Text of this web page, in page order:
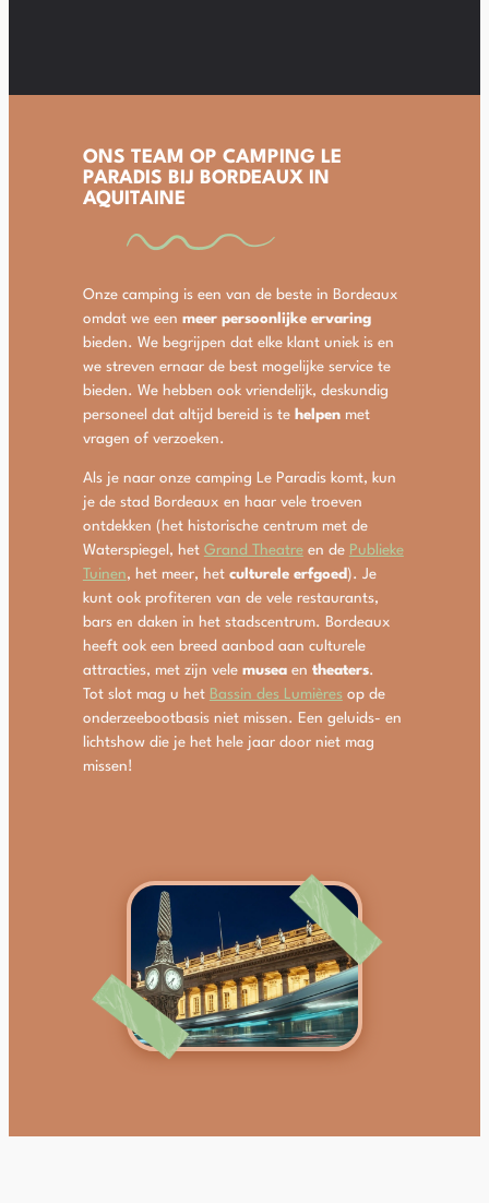
ONS TEAM OP CAMPING LE
PARADIS BIJ BORDEAUX IN
AQUITAINE
Onze camping is een van de beste in Bordeaux
omdat we een meer persoonlijke ervaring
bieden. We begrijpen dat elke klant uniek is en
we streven ernaar de best mogelijke service te
bieden. We hebben ook vriendelijk, deskundig
personeel dat altijd bereid is te helpen met
vragen of verzoeken.
Als je naar onze camping Le Paradis komt, kun
je de stad Bordeaux en haar vele troeven
ontdekken (het historische centrum met de
Waterspiegel, het Grand Theatreen de Publieke
Tuinen, het meer, het culturele erfgoed ). Je
kunt ook profiteren van de vele restaurants,
bars en daken in het stadscentrum. Bordeaux
heeft ook een breed aanbod aan culturele
attracties, met zijn vele musea en theaters.
Tot slot mag u het Bassin des Lumières op de
onderzeebootbasis niet missen. Een geluids- en
lichtshow die je het hele jaar door niet mag
missen!